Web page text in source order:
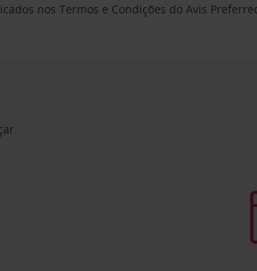
nos Termos e Condições do Avis